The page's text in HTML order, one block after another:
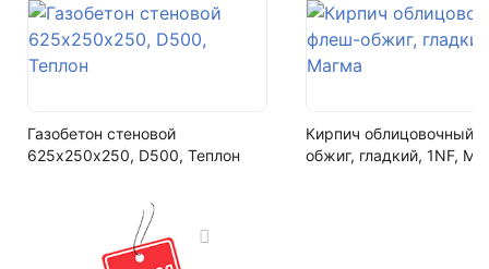
не более 6%
Залог за поддоны
Кол-во поддонов в машине
10
Кол-во в машине
Газобетон стеновой
625х250х250, D500, Теплон
Кирпич облицовочный
обжиг, гладкий, 1NF,